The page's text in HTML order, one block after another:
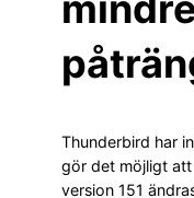
Thunderbird har
gör det möjligt
version 151